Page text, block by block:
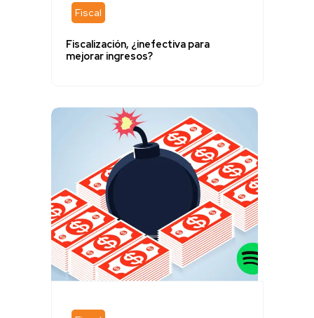
Fiscal
Fiscalización, ¿inefectiva para
mejorar ingresos?